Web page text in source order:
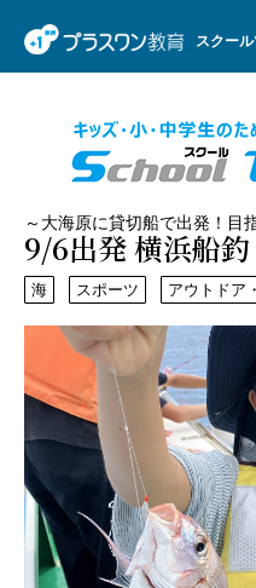
スクー
～大海原に貸切船で出発！目
9/6出発 横浜船
海ㅤ スポーツ アウトドア